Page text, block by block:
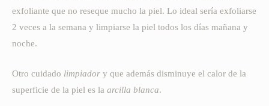
exfoliante que no reseque mucho la piel. Lo ideal sería exfoliarse
2 veces a la semana y limpiarse la piel todos los días mañana y
noche.
Otro cuidado limpiador y que además disminuye el calor de la
superficie de la piel es la arcilla blanca.